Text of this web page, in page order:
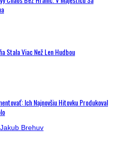
Stala Viac Než Len Hudbou
Ich Najnovšiu Hitovku Produkoval